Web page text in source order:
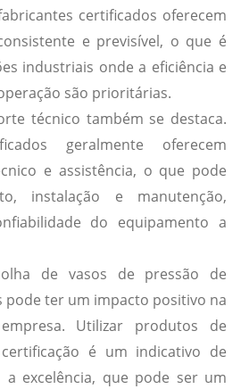
certificados oferecem
e previsível, o que é
industriais onde a eficiência e
são prioritárias.
técnico também se destaca.
geralmente oferecem
e assistência, o que pode
instalação e manutenção,
do equipamento a
de vasos de pressão de
pode ter um impacto positivo na
. Utilizar produtos de
é um indicativo de
a excelência, que pode ser um